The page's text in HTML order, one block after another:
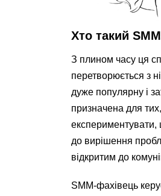
Хто такий
З плином часу ця
перетворюється з
дуже популярну і
призначена для
експериментувати,
до вирішення
відкритим до
SMM-фахівець